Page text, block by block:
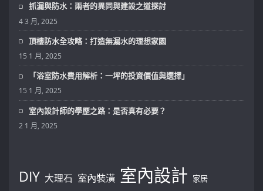
抓漏與防水：兩者的異同與建設之道探討
4 3 月, 2025
頂樓防水全攻略：打造無漏水的理想家園
15 1 月, 2025
「浴室防水費用解析：一坪的投資價值與選擇」
15 1 月, 2025
室內設計師的學歷之路：是否真有必要？
2 1 月, 2025
DIY 大理石 室內裝潢 室內設計 家居